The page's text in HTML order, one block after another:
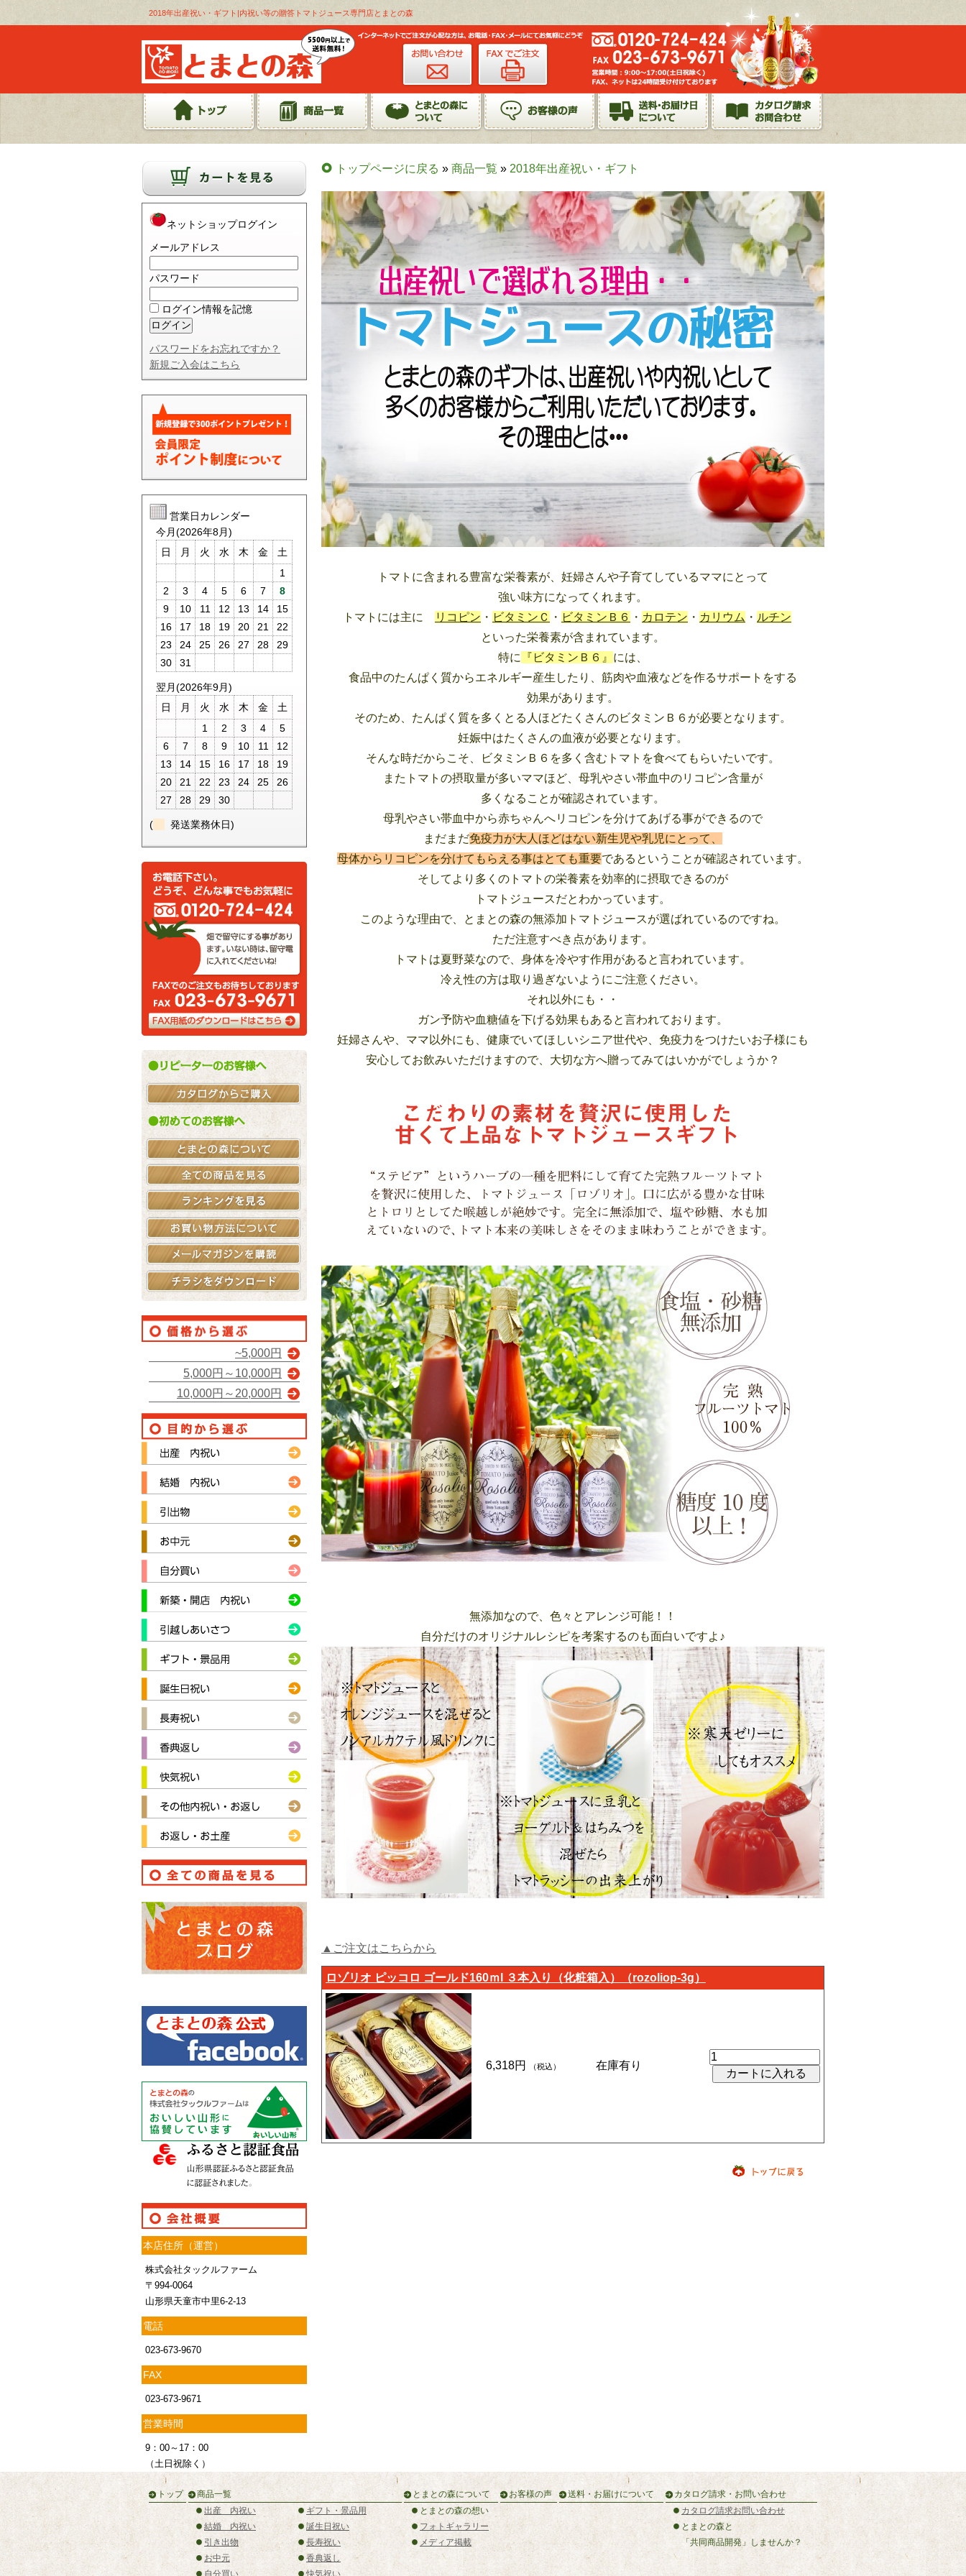
2018年出産祝い・ギフト|内祝い等の贈答トマトジュース専門店とまとの森
トップページに戻る » 商品一覧 » 2018年出産祝い・ギフト
トマトに含まれる豊富な栄養素が、妊婦さんや子育てしているママにとって
強い味方になってくれます。
トマトには主に
リコピン ・ ビタミンＣ ・ ビタミンＢ６ ・ カロテン ・ カリウム ・ ルチン
といった栄養素が含まれています。
特に
『ビタミンＢ６』 には、
食品中のたんぱく質からエネルギー産生したり、筋肉や血液などを作るサポートをする
効果があります。
そのため、たんぱく質を多くとる人ほどたくさんのビタミンＢ６が必要となります。
妊娠中はたくさんの血液が必要となります。
そんな時だからこそ、ビタミンＢ６を多く含むトマトを食べてもらいたいです。
またトマトの摂取量が多いママほど、母乳やさい帯血中のリコピン含量が
多くなることが確認されています。
母乳やさい帯血中から赤ちゃんへリコピンを分けてあげる事ができるので
まだまだ免疫力が大人ほどはない新生児や乳児にとって、
母体からリコピンを分けてもらえる事はとても重要であるということが確認されています。
そしてより多くのトマトの栄養素を効率的に摂取できるのが
トマトジュースだとわかっています。
このような理由で、とまとの森の無添加トマトジュースが選ばれているのですね。
ただ注意すべき点があります。
トマトは夏野菜なので、身体を冷やす作用があると言われています。
冷え性の方は取り過ぎないようにご注意ください。
それ以外にも・・
ガン予防や血糖値を下げる効果もあると言われております。
妊婦さんや、ママ以外にも、健康でいてほしいシニア世代や、免疫力をつけたいお子様にも
安心してお飲みいただけますので、大切な方へ贈ってみてはいかがでしょうか？
無添加なので、色々とアレンジ可能！！
自分だけのオリジナルレシピを考案するのも面白いですよ♪
▲ご注文はこちらから
ロゾリオ ピッコロ ゴールド160ｍl ３本入り（化粧箱入）（rozoliop-3g）
6,318円 （税込） 在庫有り
ネットショップログイン
メールアドレス
パスワード
ログイン情報を記憶
パスワードをお忘れですか？
新規ご入会はこちら
営業日カレンダー
今月(2026年8月)
日
月 火 水 木 金
土
1
2
3 4 5 6 7
8
9
10 11 12 13 14
15
16
17 18 19 20 21
22
23
24 25 26 27 28
29
30
31
翌月(2026年9月)
日
月 火 水 木 金
土
1
2 3 4
5
6
7 8 9 10 11
12
13
14 15 16 17 18
19
20
21 22 23 24 25
26
27
28 29 30
( 発送業務休日)
~5,000円
5,000円～10,000円
10,000円～20,000円
本店住所（運営）
株式会社タックルファーム
〒994-0064
山形県天童市中里6-2-13
電話
023-673-9670
FAX
023-673-9671
営業時間
9：00～17：00
（土日祝除く）
トップ 商品一覧 とまとの森について お客様の声 送料・お届けについて
カタログ請求・お問い合わせ
出産 内祝い
結婚 内祝い
引き出物
お中元
自分買い
ギフト・景品用
誕生日祝い
長寿祝い
香典返し
快気祝い
とまとの森の想い
フォトギャラリー
メディア掲載
カタログ請求お問い合わせ
とまとの森と
「共同商品開発」しませんか？